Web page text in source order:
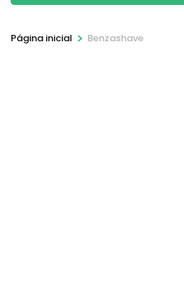
Página inicial > Benzashave